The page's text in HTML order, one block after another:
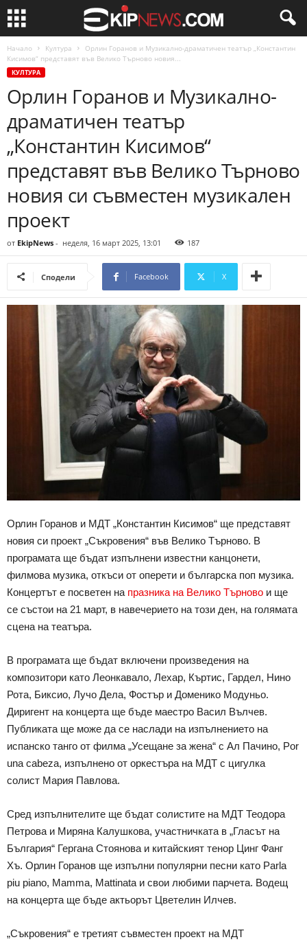
Начало Култура
Орлин Горанов и Музикално-драматичен театър „Константин
Кисимов“ представят във Велико Търново новия...
КУЛТУРА
Орлин Горанов и Музикално-
драматичен театър
„Константин Кисимов“
представят във Велико Търново
новия си съвместен музикален
проект
от EkipNews - неделя, 16 март 2025, 13:01 187
Сподели Facebook X
Орлин Горанов и МДТ „Константин Кисимов“ ще представят
новия си проект „Съкровения“ във Велико Търново. В
програмата ще бъдат изпълнени известни канцонети,
филмова музика, откъси от оперети и българска поп музика.
Концертът е посветен на празника на Велико Търново и ще
се състои на 21 март, в навечерието на този ден, на голямата
сцена на театъра.
В програмата ще бъдат включени произведения на
композитори като Леонкавало, Лехар, Къртис, Гардел, Нино
Рота, Биксио, Лучо Дела, Фостър и Доменико Модуньо.
Диригент на концерта ще бъде маестро Васил Вълчев.
Публиката ще може да се наслади на изпълнението на
испанско танго от филма „Усещане за жена“ с Ал Пачино, Por
una cabeza, изпълнено от оркестъра на МДТ с цигулка
солист Мария Павлова.
Сред изпълнителите ще бъдат солистите на МДТ Теодора
Петрова и Миряна Калушкова, участничката в „Гласът на
България“ Гергана Стоянова и китайският тенор Цинг Фанг
Хъ. Орлин Горанов ще изпълни популярни песни като Parla
piu piano, Mamma, Mattinata и свои любими парчета. Водещ
на концерта ще бъде актьорът Цветелин Илчев.
„Съкровения“ е третият съвместен проект на МДТ